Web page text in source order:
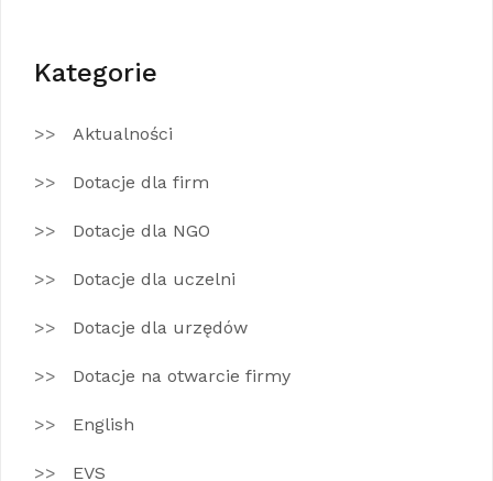
Kategorie
Aktualności
Dotacje dla firm
Dotacje dla NGO
Dotacje dla uczelni
Dotacje dla urzędów
Dotacje na otwarcie firmy
English
EVS